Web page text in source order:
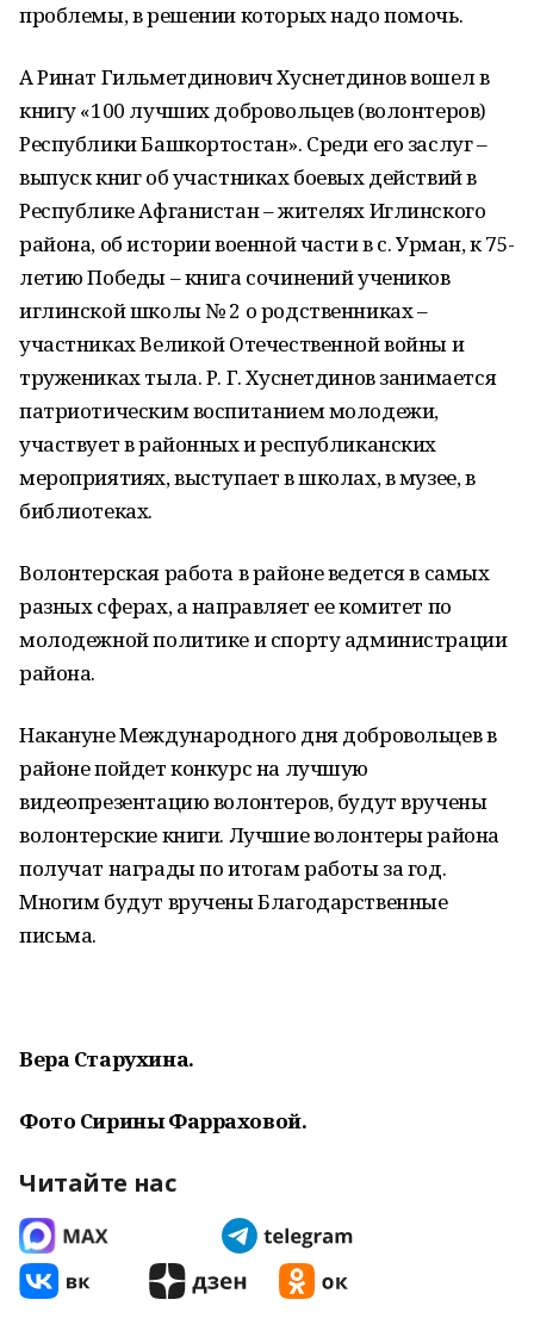
проблемы, в решении которых надо помочь.
А Ринат Гильметдинович Хуснетдинов вошел в
книгу «100 лучших добровольцев (волонтеров)
Республики Башкортостан». Среди его заслуг –
выпуск книг об участниках боевых действий в
Республике Афганистан – жителях Иглинского
района, об истории военной части в с. Урман, к 75-
летию Победы – книга сочинений учеников
иглинской школы № 2 о родственниках –
участниках Великой Отечественной войны и
тружениках тыла. Р. Г. Хуснетдинов занимается
патриотическим воспитанием молодежи,
участвует в районных и республиканских
мероприятиях, выступает в школах, в музее, в
библиотеках.
Волонтерская работа в районе ведется в самых
разных сферах, а направляет ее комитет по
молодежной политике и спорту администрации
района.
Накануне Международного дня добровольцев в
районе пойдет конкурс на лучшую
видеопрезентацию волонтеров, будут вручены
волонтерские книги. Лучшие волонтеры района
получат награды по итогам работы за год.
Многим будут вручены Благодарственные
письма.
Вера Старухина.
Фото Сирины Фарраховой.
Читайте нас